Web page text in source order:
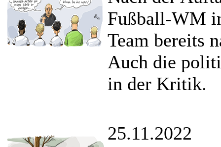
Fußball-WM
Team bereits
Auch die
in der Kritik.
25.11.2022